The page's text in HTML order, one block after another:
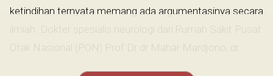
ketindihan ternyata memang ada argumentasinya secara
ilmiah. Dokter spesialis neurologi dari Rumah Sakit Pusat
Otak Nasional (PON) Prof Dr dr Mahar Mardjono, dr...